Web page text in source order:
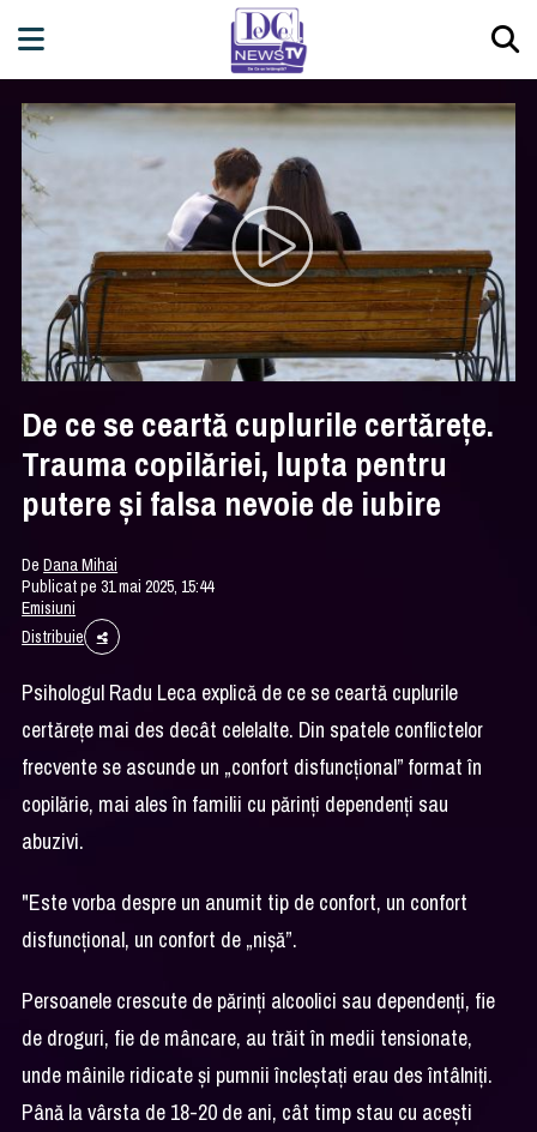
De ce se ceartă cuplurile certărețe.
Trauma copilăriei, lupta pentru
putere și falsa nevoie de iubire
DeDana Mihai
Publicat pe 31 mai 2025, 15:44
Emisiuni
Distribuie
Psihologul Radu Leca explică de ce se ceartă cuplurile
certărețe mai des decât celelalte. Din spatele conflictelor
frecvente se ascunde un „confort disfuncțional” format în
copilărie, mai ales în familii cu părinți dependenți sau
abuzivi.
"Este vorba despre un anumit tip de confort, un confort
disfuncțional, un confort de „nișă”.
Persoanele crescute de părinți alcoolici sau dependenți, fie
de droguri, fie de mâncare, au trăit în medii tensionate,
unde mâinile ridicate și pumnii încleștați erau des întâlniți.
Până la vârsta de 18-20 de ani, cât timp stau cu acești